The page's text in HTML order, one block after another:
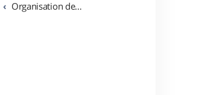
Organisation de sorties en région Limousin